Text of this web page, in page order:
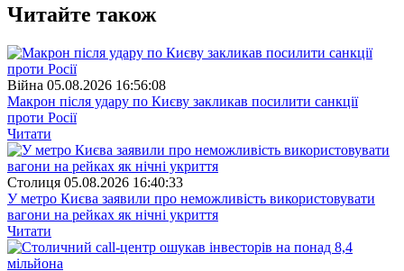
Читайте також
Війна 05.08.2026 16:56:08
Макрон після удару по Києву закликав посилити санкції
проти Росії
Читати
Столиця 05.08.2026 16:40:33
У метро Києва заявили про неможливість використовувати
вагони на рейках як нічні укриття
Читати